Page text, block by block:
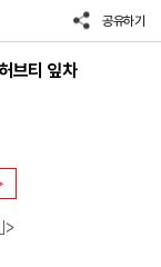
공유하기
브티 잎차